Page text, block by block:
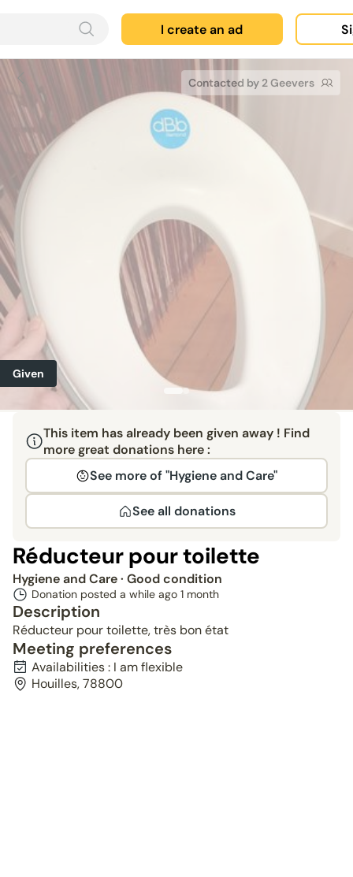
I create an ad
Contacted by 2 Geevers
Given
This item has already been given away ! Find
more great donations here :
See more of "Hygiene and Care"
See all donations
Réducteur pour toilette
Hygiene and Care· Good condition
Donation posted a while ago 1 month
Description
Réducteur pour toilette, très bon état
Meeting preferences
Availabilities : I am flexible
Houilles, 78800